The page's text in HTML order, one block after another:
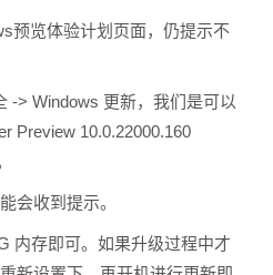
预览体验计划页面，仍提示不
-> Windows 更新，我们是可以
Preview 10.0.22000.160
会收到提示。
内存即可。如果升级过程中才